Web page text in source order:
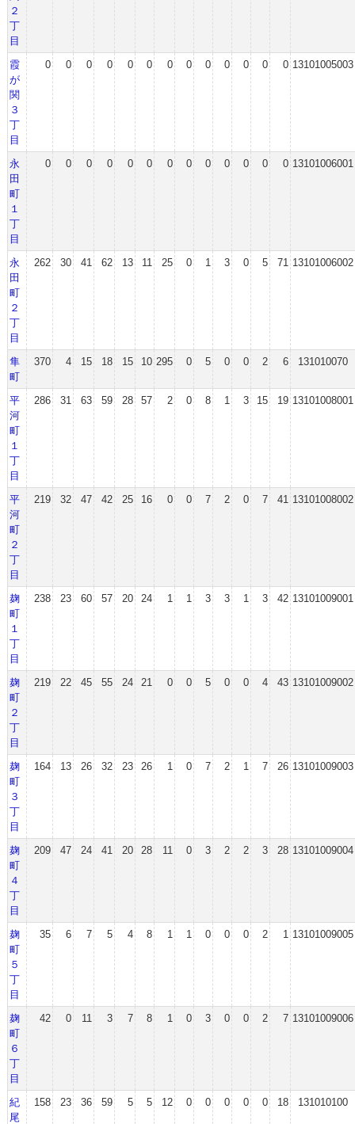
２
丁
目
霞
が
関
３
丁
目
0 0 0 0 0 0 0 0 0 0 0 0 0 13101005003
永
田
町
１
丁
目
0 0 0 0 0 0 0 0 0 0 0 0 0 13101006001
永
田
町
２
丁
目
262 30 41 62 13 11 25 0 1 3 0 5 71 13101006002
隼
町
370 4 15 18 15 10 295 0 5 0 0 2 6 131010070
平
河
町
１
丁
目
286 31 63 59 28 57 2 0 8 1 3 15 19 13101008001
平
河
町
２
丁
目
219 32 47 42 25 16 0 0 7 2 0 7 41 13101008002
麹
町
１
丁
目
238 23 60 57 20 24 1 1 3 3 1 3 42 13101009001
麹
町
２
丁
目
219 22 45 55 24 21 0 0 5 0 0 4 43 13101009002
麹
町
３
丁
目
164 13 26 32 23 26 1 0 7 2 1 7 26 13101009003
麹
町
４
丁
目
209 47 24 41 20 28 11 0 3 2 2 3 28 13101009004
麹
町
５
丁
目
35 6 7 5 4 8 1 1 0 0 0 2 1 13101009005
麹
町
６
丁
目
42 0 11 3 7 8 1 0 3 0 0 2 7 13101009006
紀
尾
158 23 36 59 5 5 12 0 0 0 0 0 18 131010100